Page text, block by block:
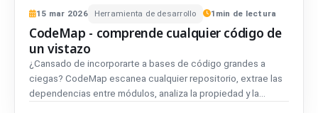
15 mar 2026 Herramienta de desarrollo 1 min de lectura
CodeMap - comprende cualquier código de
un vistazo
¿Cansado de incorporarte a bases de código grandes a
ciegas? CodeMap escanea cualquier repositorio, extrae las
dependencias entre módulos, analiza la propiedad y la